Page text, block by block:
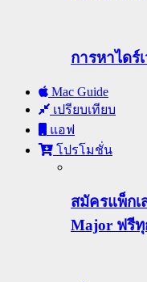
การหาไดร์
Mac Guide
เปรียบเทียบ
แอฟ
โปรโมชั่น
สมัครแพ็กเ
Major ฟรีทุ